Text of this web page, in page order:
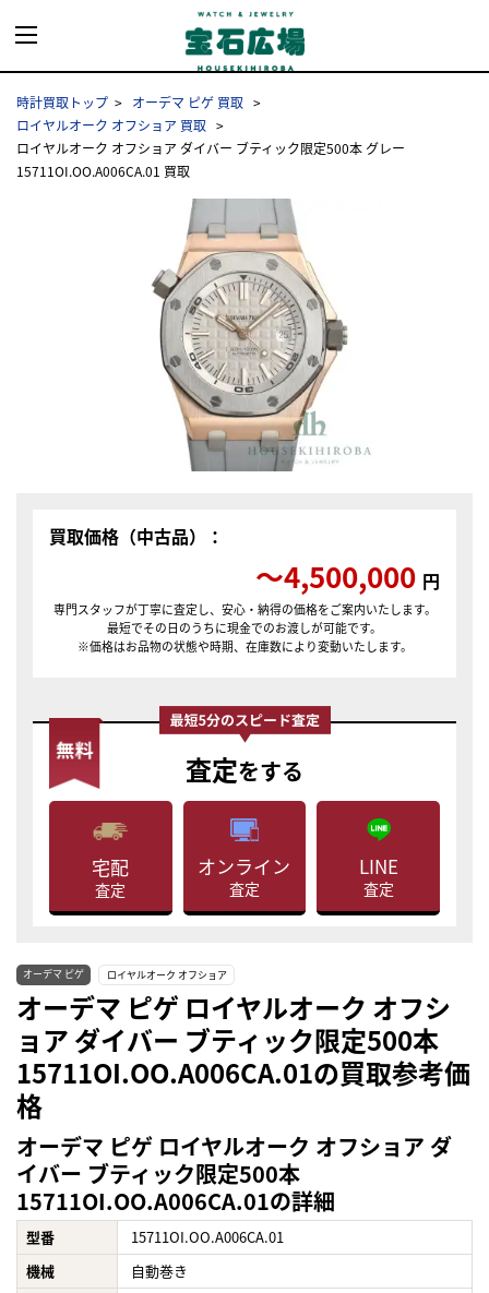
時計買取トップ
オーデマ ピゲ 買取
ロイヤルオーク オフショア 買取
ロイヤルオーク オフショア ダイバー ブティック限定500本 グレー
15711OI.OO.A006CA.01 買取
買取価格（中古品）：
〜4,500,000 円
専門スタッフが丁寧に査定し、安心・納得の価格をご案内いたします。
最短でその日のうちに現金でのお渡しが可能です。
※価格はお品物の状態や時期、在庫数により変動いたします。
査定をする
宅配
査定
オンライン
査定
LINE
査定
オーデマ ピゲ ロイヤルオーク オフショア
オーデマ ピゲ ロイヤルオーク オフシ
ョア ダイバー ブティック限定500本
15711OI.OO.A006CA.01の買取参考価
格
オーデマ ピゲ ロイヤルオーク オフショア ダ
イバー ブティック限定500本
15711OI.OO.A006CA.01の詳細
型番
15711OI.OO.A006CA.01
機械
自動巻き